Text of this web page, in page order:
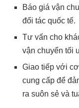
Báo giá vận
đối tác quốc tế.
Tư vấn cho
vận chuyển tối
Giao tiếp với
cung cấp để
ra suôn sẻ và